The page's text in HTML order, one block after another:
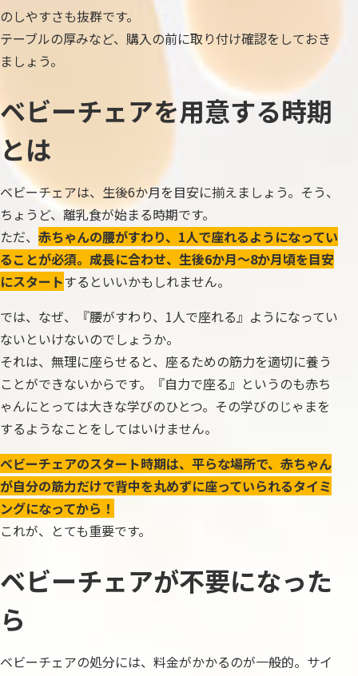
のしやすさも抜群です。
テーブルの厚みなど、購入の前に取り付け確認をしておき
ましょう。
ベビーチェアを用意する時期
とは
ベビーチェアは、生後6か月を目安に揃えましょう。そう、
ちょうど、離乳食が始まる時期です。
ただ、 赤ちゃんの腰がすわり、1人で座れるようになってい
ることが必須。成長に合わせ、生後6か月～8か月頃を目安
にスタートするといいかもしれません。
では、なぜ、『腰がすわり、1人で座れる』ようになってい
ないといけないのでしょうか。
それは、無理に座らせると、座るための筋力を適切に養う
ことができないからです。『自力で座る』というのも赤ち
ゃんにとっては大きな学びのひとつ。その学びのじゃまを
するようなことをしてはいけません。
ベビーチェアのスタート時期は、平らな場所で、赤ちゃん
が自分の筋力だけで背中を丸めずに座っていられるタイミ
ングになってから！
これが、とても重要です。
ベビーチェアが不要になった
ら
ベビーチェアの処分には、料金がかかるのが一般的。サイ